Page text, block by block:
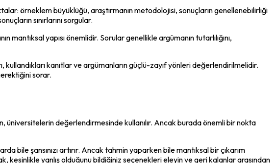
örneklem büyüklüğü, araştırmanın metodolojisi, sonuçların genellenebilirliği
sınırlarını sorgular.
yapısı önemlidir. Sorular genellikle argümanın tutarlılığını,
kanıtlar ve argümanların güçlü-zayıf yönleri değerlendirilmelidir.
sorar.
üniversitelerin değerlendirmesinde kullanılır. Ancak burada önemli bir nokta
bile şansınızı artırır. Ancak tahmin yaparken bile mantıksal bir çıkarım
yanlış olduğunu bildiğiniz seçenekleri eleyin ve geri kalanlar arasından